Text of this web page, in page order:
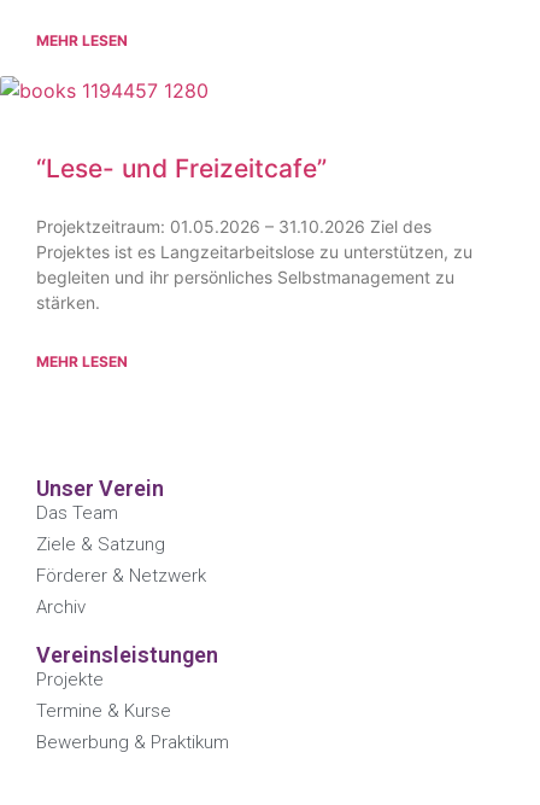
MEHR LESEN
“Lese- und Freizeitcafe”
Projektzeitraum: 01.05.2026 – 31.10.2026 Ziel des
Projektes ist es Langzeitarbeitslose zu unterstützen, zu
begleiten und ihr persönliches Selbstmanagement zu
stärken.
MEHR LESEN
Unser Verein
Das Team
Ziele & Satzung
Förderer & Netzwerk
Archiv
Vereinsleistungen
Projekte
Termine & Kurse
Bewerbung & Praktikum